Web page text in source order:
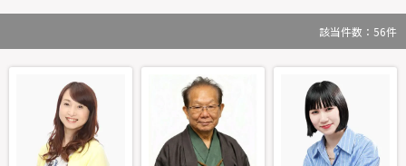
該当件数： 56件